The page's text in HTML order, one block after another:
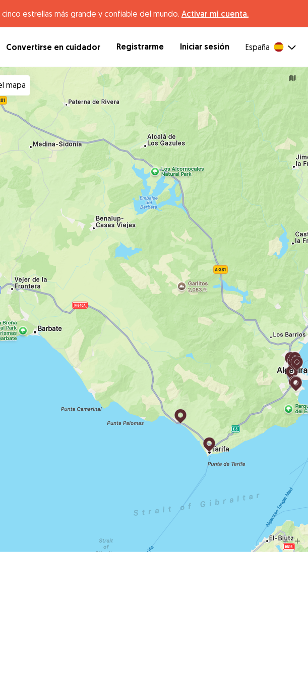
estrellas más grande y confiable del mundo. Activar mi cuenta.
Convertirse en cuidador Registrarme Iniciar sesión España
mapa